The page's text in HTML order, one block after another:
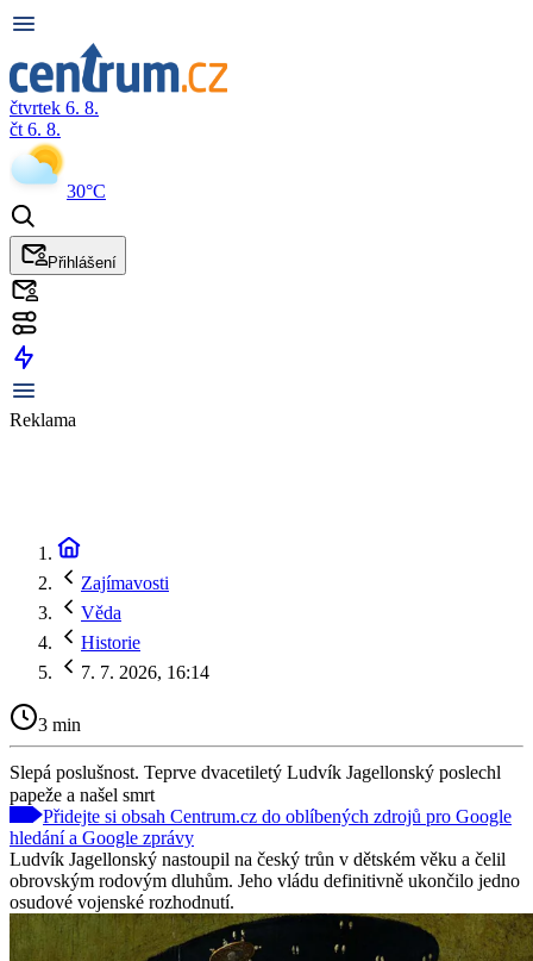
čtvrtek 6. 8.
čt 6. 8.
30°C
Přihlášení
Reklama
Zajímavosti
Věda
Historie
7. 7. 2026, 16:14
3 min
Slepá poslušnost. Teprve dvacetiletý Ludvík Jagellonský poslechl
papeže a našel smrt
Přidejte si obsah Centrum.cz do oblíbených zdrojů pro Google
hledání a Google zprávy
Ludvík Jagellonský nastoupil na český trůn v dětském věku a čelil
obrovským rodovým dluhům. Jeho vládu definitivně ukončilo jedno
osudové vojenské rozhodnutí.